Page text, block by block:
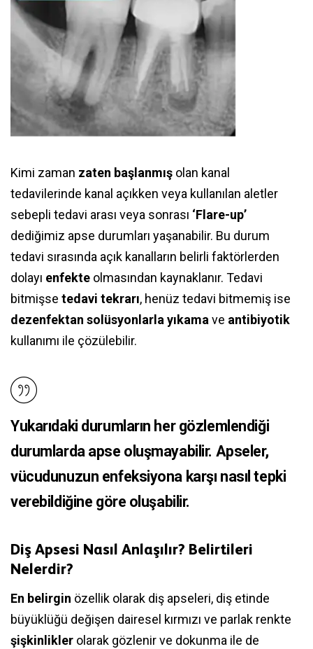
Kimi zaman zaten başlanmış olan kanal
tedavilerinde kanal açıkken veya kullanılan aletler
sebepli tedavi arası veya sonrası ‘Flare-up’
dediğimiz apse durumları yaşanabilir. Bu durum
tedavi sırasında açık kanalların belirli faktörlerden
dolayı enfekte olmasından kaynaklanır. Tedavi
bitmişse tedavi tekrarı, henüz tedavi bitmemiş ise
dezenfektan solüsyonlarla yıkama ve antibiyotik
kullanımı ile çözülebilir.
Yukarıdaki durumların her gözlemlendiği
durumlarda apse oluşmayabilir. Apseler,
vücudunuzun enfeksiyona karşı nasıl tepki
verebildiğine göre oluşabilir.
Diş Apsesi Nasıl Anlaşılır? Belirtileri
Nelerdir?
En belirgin özellik olarak diş apseleri, diş etinde
büyüklüğü değişen dairesel kırmızı ve parlak renkte
şişkinlikler olarak gözlenir ve dokunma ile de